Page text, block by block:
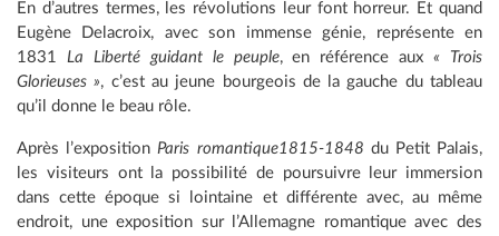
En d’autres termes, les révolutions leur font horreur. Et quand
Eugène Delacroix, avec son immense génie, représente en
1831 La Liberté guidant le peuple, en référence aux« Trois
Glorieuses », c’est au jeune bourgeois de la gauche du tableau
qu’il donne le beau rôle.
Après l’exposition Paris romantique1815-1848 du Petit Palais,
les visiteurs ont la possibilité de poursuivre leur immersion
dans cette époque si lointaine et différente avec, au même
endroit, une exposition sur l’Allemagne romantique avec des